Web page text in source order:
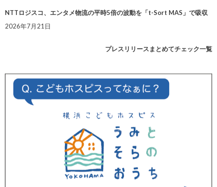
NTTロジスコ、エンタメ物流の平時5倍の波動を「t-Sort MAS」で吸収
2026年7月21日
プレスリリースまとめてチェック一覧